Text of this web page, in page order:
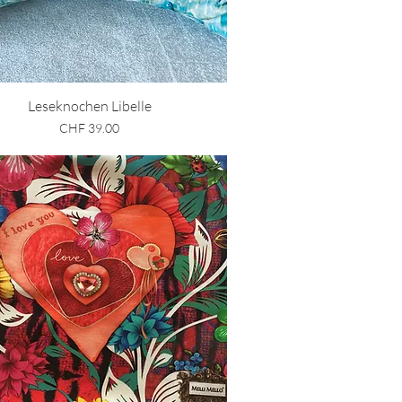
Schnellansicht
Leseknochen Libelle
Preis
CHF 39.00